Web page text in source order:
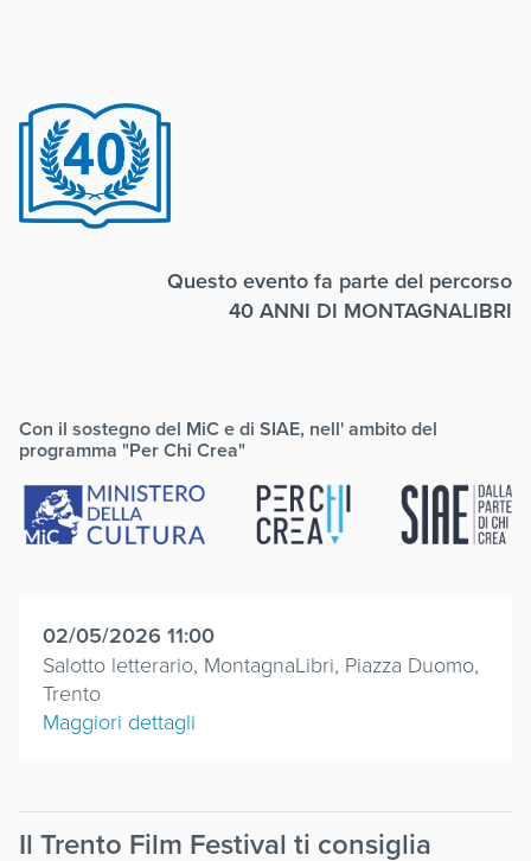
Questo evento fa parte del percorso
40 ANNI DI MONTAGNALIBRI
Con il sostegno del MiC e di SIAE, nell' ambito del
programma "Per Chi Crea"
02/05/2026 11:00
Salotto letterario, MontagnaLibri, Piazza Duomo,
Trento
Maggiori dettagli
Il Trento Film Festival ti consiglia